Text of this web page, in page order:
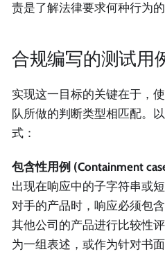
责是了解法律要求何种行为的
合规编写的测试用
实现这一目标的关键在于，
队所做的判断类型相匹配。
式：
包含性用例 (Containment
出现在响应中的子字符串或
对手的产品时，响应必须包
其他公司的产品进行比较性
为一组表述，或作为针对书